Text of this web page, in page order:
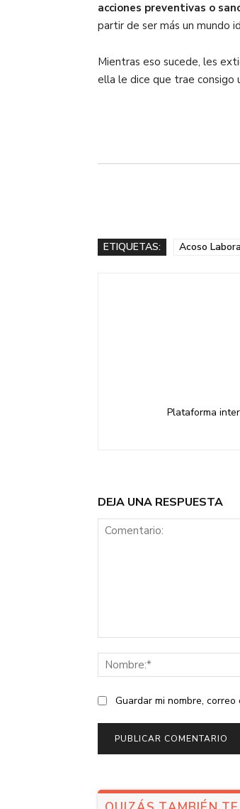
acciones preventivas o
partir de ser más un mundo
Mientras eso sucede, les
ella le dice que trae consigo
ETIQUETAS: Acoso
Plataforma
DEJA UNA RESPUESTA
Guardar mi nombre,